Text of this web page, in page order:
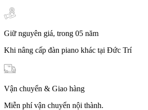
Giữ nguyên giá, trong 05 năm
Khi nâng cấp đàn piano khác tại Đức Trí
Vận chuyển & Giao hàng
Miễn phí vận chuyển nội thành.